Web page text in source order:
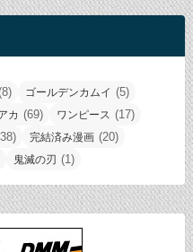
ゴールデンカムイ (5)
カ (69) ワンピース (17)
完結済み漫画 (20)
鬼滅の刃 (1)